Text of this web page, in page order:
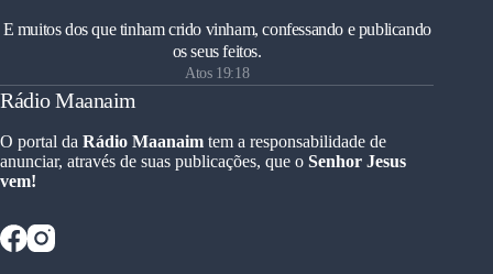
E muitos dos que tinham crido vinham, confessando e publicando
os seus feitos.
Atos 19:18
Rádio Maanaim
O portal da Rádio Maanaim tem a responsabilidade de
anunciar, através de suas publicações, que o Senhor Jesus
vem!